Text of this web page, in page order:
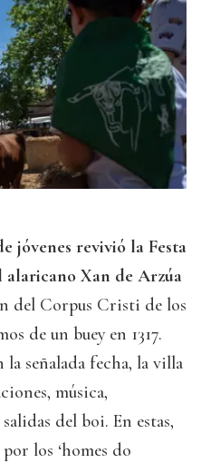
jóvenes revivió la Festa
alaricano Xan de Arzúa
del Corpus Cristi de los
de un buey en 1317.
señalada fecha, la villa
música,
del boi. En estas,
los ‘homes do